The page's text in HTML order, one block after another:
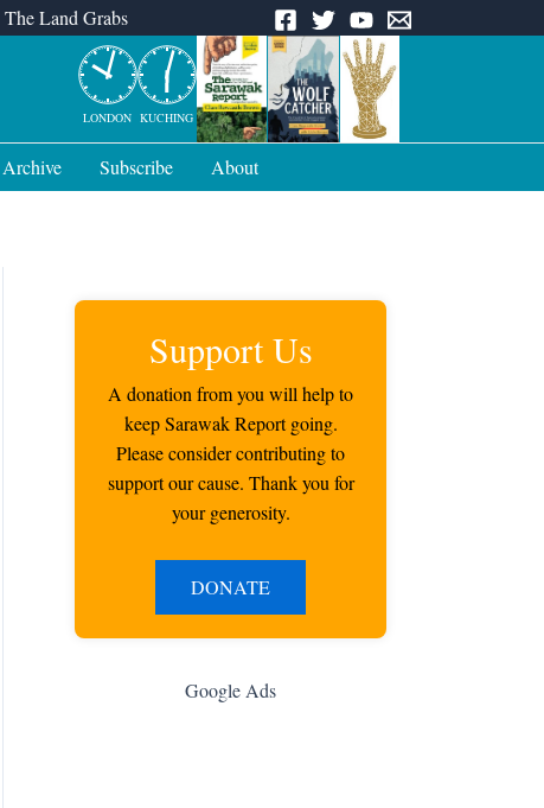
The Land Grabs
LONDON KUCHING
Archive Subscribe About
Support Us
A donation from you will help to
keep Sarawak Report going.
Please consider contributing to
support our cause. Thank you for
your generosity.
DONATE
Google Ads